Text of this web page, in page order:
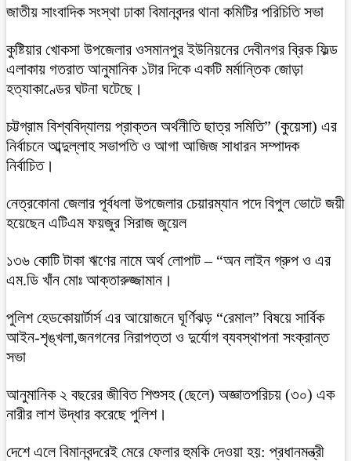
জাতীয় সাংবাদিক সংস্থা ঢাকা বিমানবন্দর থানা কমিটির পরিচিতি সভা
কুষ্টিয়ার খোকসা উপজেলার ওসমানপুর ইউনিয়নের দেবীনগর ব্রিক ফিল্ড
এলাকায় গতরাত আনুমানিক ১টার দিকে একটি মর্মান্তিক জোড়া
হত্যাকাণ্ডের ঘটনা ঘটেছে।
চট্টগ্রাম বিশ্ববিদ্যালয় প্রাক্তন অর্থনীতি ছাত্র সমিতি” (কুয়েসা) এর
নির্বাচনে আব্দুল্লাহ সভাপতি ও আগা আজিজ সাধারন সম্পাদক
নির্বাচিত।
নেত্রকোনা জেলার পূর্বধলা উপজেলার চেয়ারম্যান পদে বিপুল ভোটে জয়ী
হয়েছেন এটিএম ফয়জুর সিরাজ জুয়েল
১৩৬ কোটি টাকা ঋণের নামে অর্থ লোপাট – “অন লাইন গ্রুপ ও এর
এম.ডি খাঁন মোঃ আক্তারুজ্জামান।
পুলিশ হেডকোয়ার্টার্স এর আয়োজনে ঘূর্ণিঝড় “রেমাল” বিষয়ে সার্বিক
আইন-শৃঙ্খলা,জনগনের নিরাপত্তা ও দুর্যোগ ব্যবস্থাপনা সংক্রান্ত
সভা
আনুমানিক ২ বছরের জীবিত শিশুসহ (ছেলে) অজ্ঞাতপরিচয় (৩০) এক
নারীর লাশ উদ্ধার করেছে পুলিশ।
দেশে এলে বিমানবন্দরেই মেরে ফেলার হুমকি দেওয়া হয়: প্রধানমন্ত্রী